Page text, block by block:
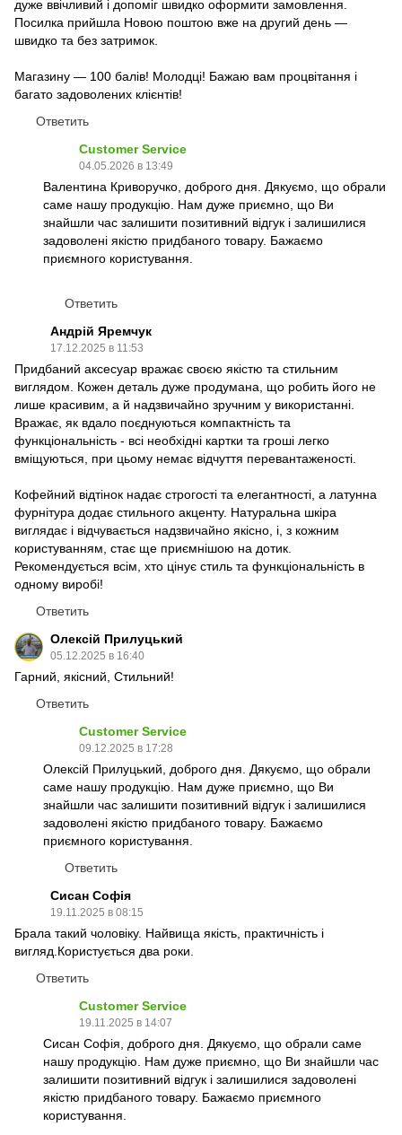
дуже ввічливий і допоміг швидко оформити замовлення.
Посилка прийшла Новою поштою вже на другий день —
швидко та без затримок.
Магазину — 100 балів! Молодці! Бажаю вам процвітання і
багато задоволених клієнтів!
Ответить
Customer Service
04.05.2026 в 13:49
Валентина Криворучко, доброго дня. Дякуємо, що обрали
саме нашу продукцію. Нам дуже приємно, що Ви
знайшли час залишити позитивний відгук і залишилися
задоволені якістю придбаного товару. Бажаємо
приємного користування.
Ответить
Андрій Яремчук
17.12.2025 в 11:53
Придбаний аксесуар вражає своєю якістю та стильним
виглядом. Кожен деталь дуже продумана, що робить його не
лише красивим, а й надзвичайно зручним у використанні.
Вражає, як вдало поєднуються компактність та
функціональність - всі необхідні картки та гроші легко
вміщуються, при цьому немає відчуття перевантаженості.
Кофейний відтінок надає строгості та елегантності, а латунна
фурнітура додає стильного акценту. Натуральна шкіра
виглядає і відчувається надзвичайно якісно, і, з кожним
користуванням, стає ще приємнішою на дотик.
Рекомендується всім, хто цінує стиль та функціональність в
одному виробі!
Ответить
Олексій Прилуцький
05.12.2025 в 16:40
Гарний, якісний, Стильний!
Ответить
Customer Service
09.12.2025 в 17:28
Олексій Прилуцький, доброго дня. Дякуємо, що обрали
саме нашу продукцію. Нам дуже приємно, що Ви
знайшли час залишити позитивний відгук і залишилися
задоволені якістю придбаного товару. Бажаємо
приємного користування.
Ответить
Сисан Софія
19.11.2025 в 08:15
Брала такий чоловіку. Найвища якість, практичність і
вигляд.Користується два роки.
Ответить
Customer Service
19.11.2025 в 14:07
Сисан Софія, доброго дня. Дякуємо, що обрали саме
нашу продукцію. Нам дуже приємно, що Ви знайшли час
залишити позитивний відгук і залишилися задоволені
якістю придбаного товару. Бажаємо приємного
користування.